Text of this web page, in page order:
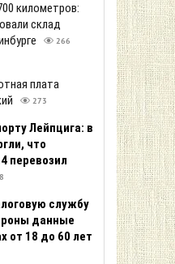
километров:
склад
266
плата
273
Лейпцига: в
что
перевозил
службу
данные
от 18 до 60 лет